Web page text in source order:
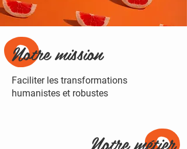
Notre mission
Faciliter les transformations
humanistes et robustes
Notre métier